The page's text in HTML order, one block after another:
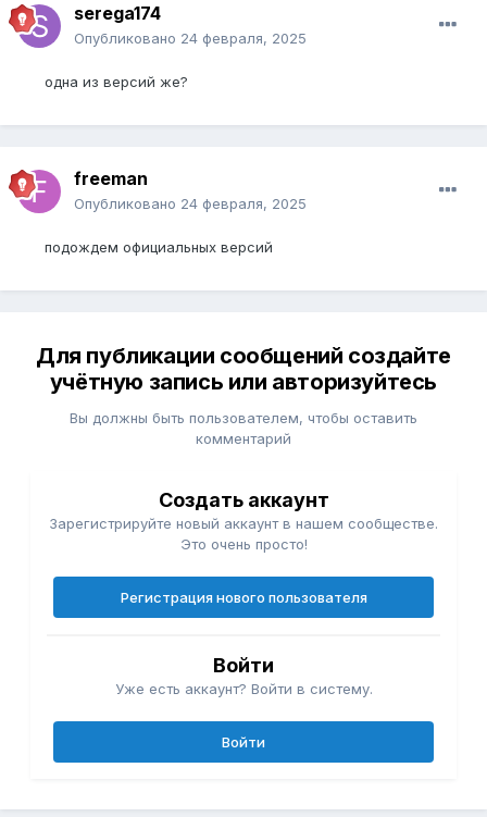
serega174
Опубликовано 24 февраля, 2025
одна из версий же?
freeman
Опубликовано 24 февраля, 2025
подождем официальных версий
Для публикации сообщений создайте
учётную запись или авторизуйтесь
Вы должны быть пользователем, чтобы оставить
комментарий
Создать аккаунт
Зарегистрируйте новый аккаунт в нашем сообществе.
Это очень просто!
Регистрация нового пользователя
Войти
Уже есть аккаунт? Войти в систему.
Войти